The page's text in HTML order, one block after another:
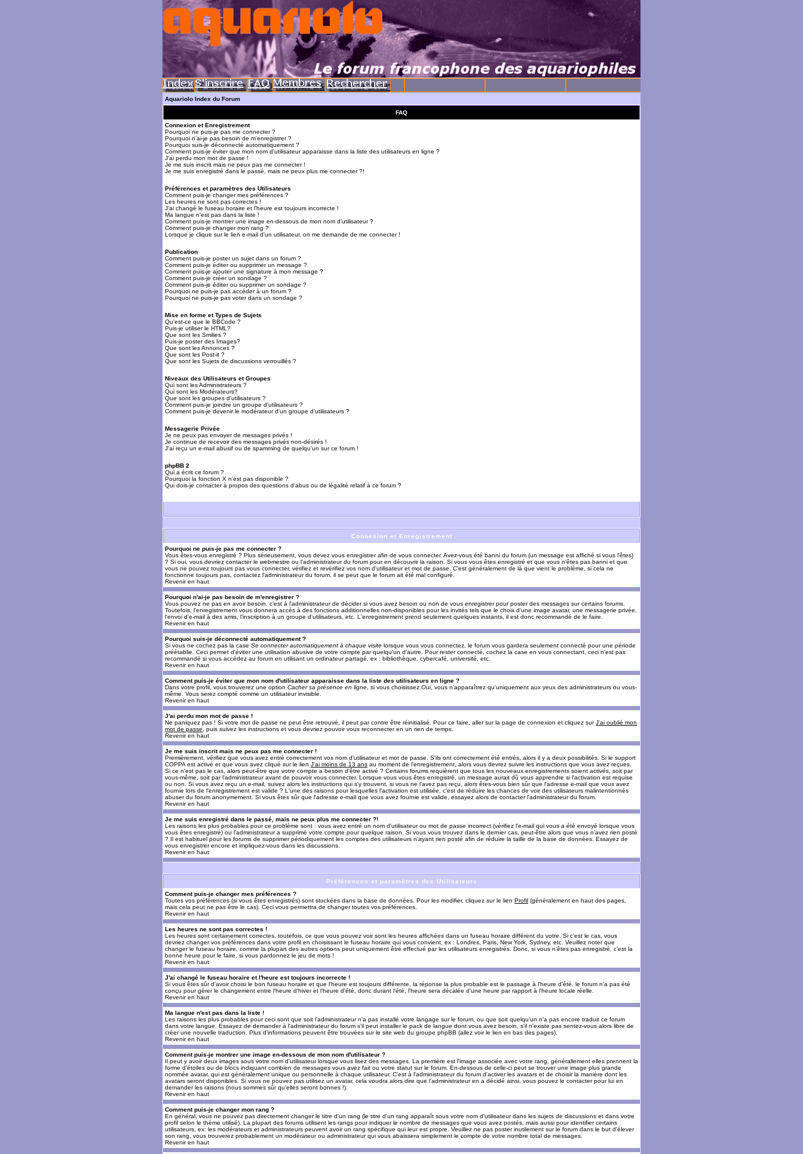
Aquariolo Index du Forum
FAQ
Connexion et Enregistrement
Pourquoi ne puis-je pas me connecter ?
Pourquoi n'ai-je pas besoin de m'enregistrer ?
Pourquoi suis-je déconnecté automatiquement ?
Comment puis-je éviter que mon nom d'utilisateur apparaisse dans la liste des utilisateurs en ligne ?
J'ai perdu mon mot de passe !
Je me suis inscrit mais ne peux pas me connecter !
Je me suis enregistré dans le passé, mais ne peux plus me connecter ?!
Préférences et paramètres des Utilisateurs
Comment puis-je changer mes préférences ?
Les heures ne sont pas correctes !
J'ai changé le fuseau horaire et l'heure est toujours incorrecte !
Ma langue n'est pas dans la liste !
Comment puis-je montrer une image en-dessous de mon nom d'utilisateur ?
Comment puis-je changer mon rang ?
Lorsque je clique sur le lien e-mail d'un utilisateur, on me demande de me connecter !
Publication
Comment puis-je poster un sujet dans un forum ?
Comment puis-je éditer ou supprimer un message ?
Comment puis-je ajouter une signature à mon message ?
Comment puis-je créer un sondage ?
Comment puis-je éditer ou supprimer un sondage ?
Pourquoi ne puis-je pas accéder à un forum ?
Pourquoi ne puis-je pas voter dans un sondage ?
Mise en forme et Types de Sujets
Qu'est-ce que le BBCode ?
Puis-je utiliser le HTML?
Que sont les Smilies ?
Puis-je poster des Images?
Que sont les Annonces ?
Que sont les Post-it ?
Que sont les Sujets de discussions verrouillés ?
Niveaux des Utilisateurs et Groupes
Qui sont les Administrateurs ?
Qui sont les Modérateurs?
Que sont les groupes d'utilisateurs ?
Comment puis-je joindre un groupe d'utilisateurs ?
Comment puis-je devenir le modérateur d'un groupe d'utilisateurs ?
Messagerie Privée
Je ne peux pas envoyer de messages privés !
Je continue de recevoir des messages privés non-désirés !
J'ai reçu un e-mail abusif ou de spamming de quelqu'un sur ce forum !
phpBB 2
Qui a écrit ce forum ?
Pourquoi la fonction X n'est pas disponible ?
Qui dois-je contacter à propos des questions d'abus ou de légalité relatif à ce forum ?
Connexion et Enregistrement
Pourquoi ne puis-je pas me connecter ?
Vous êtes-vous enregistré ? Plus sérieusement, vous devez vous enregistrer afin de vous connecter. Avez-vous été banni du forum (un message est affiché si vous l'êtes)
? Si oui, vous devriez contacter le webmestre ou l'administrateur du forum pour en découvrir la raison. Si vous vous êtes enregistré et que vous n'êtes pas banni et que
vous ne pouvez toujours pas vous connecter, vérifiez et revérifiez vos nom d'utilisateur et mot de passe. C'est généralement de là que vient le problème, si cela ne
fonctionne toujours pas, contactez l'administrateur du forum, il se peut que le forum ait été mal configuré.
Revenir en haut
Pourquoi n'ai-je pas besoin de m'enregistrer ?
Vous pouvez ne pas en avoir besoin, c'est à l'administrateur de décider si vous avez besoin ou non de vous enregistrer pour poster des messages sur certains forums.
Toutefois, l'enregistrement vous donnera accès à des fonctions additionnelles non-disponibles pour les invités tels que le choix d'une image avatar, une messagerie privée,
l'envoi d'e-mail à des amis, l'inscription à un groupe d'utilisateurs, etc. L'enregistrement prend seulement quelques instants, il est donc recommandé de le faire.
Revenir en haut
Pourquoi suis-je déconnecté automatiquement ?
Si vous ne cochez pas la case Se connecter automatiquement à chaque visite lorsque vous vous connectez, le forum vous gardera seulement connecté pour une période
préétablie. Ceci permet d'éviter une utilisation abusive de votre compte par quelqu'un d'autre. Pour rester connecté, cochez la case en vous connectant, ceci n'est pas
recommandé si vous accédez au forum en utilisant un ordinateur partagé, ex : bibliothèque, cybercafé, université, etc.
Revenir en haut
Comment puis-je éviter que mon nom d'utilisateur apparaisse dans la liste des utilisateurs en ligne ?
Dans votre profil, vous trouverez une option Cacher sa présence en ligne , si vous choisissez Oui, vous n'apparaîtrez qu'uniquement aux yeux des administrateurs ou vous-
même. Vous serez compté comme un utilisateur invisible.
Revenir en haut
J'ai perdu mon mot de passe !
Ne paniquez pas ! Si votre mot de passe ne peut être retrouvé, il peut par contre être réinitialisé. Pour ce faire, aller sur la page de connexion et cliquez surJ'ai oublié mon
mot de passe , puis suivez les instructions et vous devriez pouvoir vous reconnecter en un rien de temps.
Revenir en haut
Je me suis inscrit mais ne peux pas me connecter !
Premièrement, vérifiez que vous avez entré correctement vos nom d'utilisateur et mot de passe. S'ils ont correctement été entrés, alors il y a deux possibilités. Si le support
COPPA est activé et que vous avez cliqué sur le lien J'ai moins de 13 ans au moment de l'enregistrement, alors vous devrez suivre les instructions que vous avez reçues.
Si ce n'est pas le cas, alors peut-être que votre compte a besoin d'être activé ? Certains forums requièrent que tous les nouveaux enregistrements soient activés, soit par
vous-même, soit par l'administrateur avant de pouvoir vous connecter. Lorsque vous vous êtes enregistré, un message aurait dû vous apprendre si l'activation est requise
ou non. Si vous avez reçu un e-mail, suivez alors les instructions qui s'y trouvent, si vous ne l'avez pas reçu, alors êtes-vous bien sûr que l'adresse e-mail que vous avez
fournie lors de l'enregistrement est valide ? L'une des raisons pour lesquelles l'activation est utilisée, c'est de réduire les chances de voir des utilisateurs malintentionnés
abuser du forum anonymement. Si vous êtes sûr que l'adresse e-mail que vous avez fournie est valide, essayez alors de contacter l'administrateur du forum.
Revenir en haut
Je me suis enregistré dans le passé, mais ne peux plus me connecter ?!
Les raisons les plus probables pour ce problème sont : vous avez entré un nom d'utilisateur ou mot de passe incorrect (vérifiez l'e-mail qui vous a été envoyé lorsque vous
vous êtes enregistré) ou l'administrateur a supprimé votre compte pour quelque raison. Si vous vous trouvez dans le dernier cas, peut-être alors que vous n'avez rien posté
? Il est habituel pour les forums de supprimer périodiquement les comptes des utilisateurs n'ayant rien posté afin de réduire la taille de la base de données. Essayez de
vous enregistrer encore et impliquez-vous dans les discussions.
Revenir en haut
Préférences et paramètres des Utilisateurs
Comment puis-je changer mes préférences ?
Toutes vos préférences (si vous êtes enregistrés) sont stockées dans la base de données. Pour les modifier, cliquez sur le lien Profil (généralement en haut des pages,
mais cela peut ne pas être le cas). Ceci vous permettra de changer toutes vos préférences.
Revenir en haut
Les heures ne sont pas correctes !
Les heures sont certainement correctes, toutefois, ce que vous pouvez voir sont les heures affichées dans un fuseau horaire différent du votre. Si c'est le cas, vous
devriez changer vos préférences dans votre profil en choisissant le fuseau horaire qui vous convient, ex : Londres, Paris, New York, Sydney, etc. Veuillez noter que
changer le fuseau horaire, comme la plupart des autres options peut uniquement être effectué par les utilisateurs enregistrés. Donc, si vous n'êtes pas enregistré, c'est la
bonne heure pour le faire, si vous pardonnez le jeu de mots !
Revenir en haut
J'ai changé le fuseau horaire et l'heure est toujours incorrecte !
Si vous êtes sûr d'avoir choisi le bon fuseau horaire et que l'heure est toujours différente, la réponse la plus probable est le passage à l'heure d'été. le forum n'a pas été
conçu pour gérer le changement entre l'heure d'hiver et l'heure d'été, donc durant l'été, l'heure sera décalée d'une heure par rapport à l'heure locale réelle.
Revenir en haut
Ma langue n'est pas dans la liste !
Les raisons les plus probables pour ceci sont que soit l'administrateur n'a pas installé votre langage sur le forum, ou que soit quelqu'un n'a pas encore traduit ce forum
dans votre langue. Essayez de demander à l'administrateur du forum s'il peut installer le pack de langue dont vous avez besoin, s'il n'existe pas sentez-vous alors libre de
créer une nouvelle traduction. Plus d'informations peuvent être trouvées sur le site web du groupe phpBB (allez voir le lien en bas des pages).
Revenir en haut
Comment puis-je montrer une image en-dessous de mon nom d'utilisateur ?
Il peut y avoir deux images sous votre nom d'utilisateur lorsque vous lisez des messages. La première est l'image associée avec votre rang, générallement elles prennent la
forme d'étoiles ou de blocs indiquant combien de messages vous avez fait ou votre statut sur le forum. En-dessous de celle-ci peut se trouver une image plus grande
nommée avatar, qui est généralement unique ou personnelle à chaque utilisateur. C'est à l'administrateur du forum d'activer les avatars et de choisir la manière dont les
avatars seront disponibles. Si vous ne pouvez pas utilisez un avatar, cela voudra alors dire que l'administrateur en a décidé ainsi, vous pouvez le contacter pour lui en
demander les raisons (nous sommes sûr qu'elles seront bonnes !).
Revenir en haut
Comment puis-je changer mon rang ?
En général, vous ne pouvez pas directement changer le titre d'un rang (le titre d'un rang apparaît sous votre nom d'utilisateur dans les sujets de discussions et dans votre
profil selon le thème utilisé). La plupart des forums utilisent les rangs pour indiquer le nombre de messages que vous avez postés, mais aussi pour identifier certains
utilisateurs, ex: les modérateurs et administrateurs peuvent avoir un rang spécifique qui leur est propre. Veuillez ne pas poster inutilement sur le forum dans le but d'élever
son rang, vous trouverez probablement un modérateur ou administrateur qui vous abaissera simplement le compte de votre nombre total de messages.
Revenir en haut